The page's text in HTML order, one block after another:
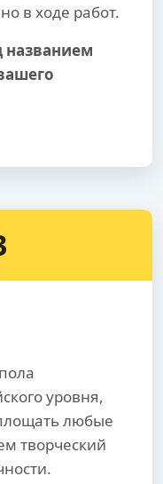
в ходе работ.
названием
уровня,
любые
творческий